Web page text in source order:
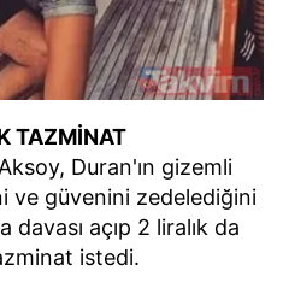
TAZMİNAT
Duran'ın gizemli
ve güvenini zedelediğini
açıp 2 liralık da
istedi.